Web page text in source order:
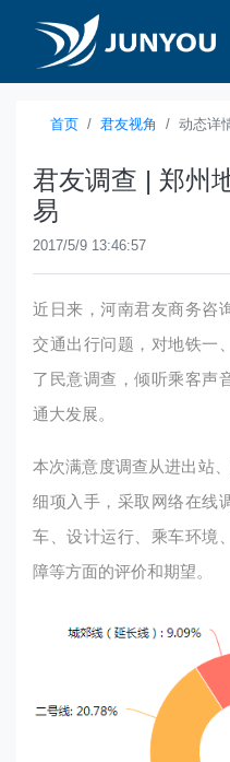
首页 君友视角 动态详
君友调查 | 郑州
易
2017/5/9 13:46:57
近日来，河南君友商务咨
交通出行问题，对地铁一
了民意调查，倾听乘客声
通大发展。
本次满意度调查从进出站
细项入手，采取网络在线
车、设计运行、乘车环境
障等方面的评价和期望。